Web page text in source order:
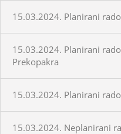
15.03.2024. Planirani
15.03.2024. Planirani
Prekopakra
15.03.2024. Planirani
15.03.2024. Neplanirani